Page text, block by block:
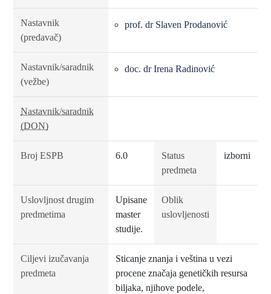
Nastavnik
(predavač)
prof. dr Slaven Prodanović
Nastavnik/saradnik
(vežbe)
doc. dr Irena Radinović
Nastavnik/saradnik
(DON)
Broj ESPB 6.0
Status
predmeta
izborni
Uslovljnost drugim
predmetima
Upisane
master
studije.
Oblik
uslovljenosti
Ciljevi izučavanja
predmeta
Sticanje znanja i veština u vezi
procene značaja genetičkih resursa
biljaka, njihove podele,